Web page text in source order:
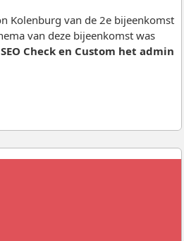
Kolenburg van de 2e bijeenkomst
van deze bijeenkomst was
Check en Custom het admin